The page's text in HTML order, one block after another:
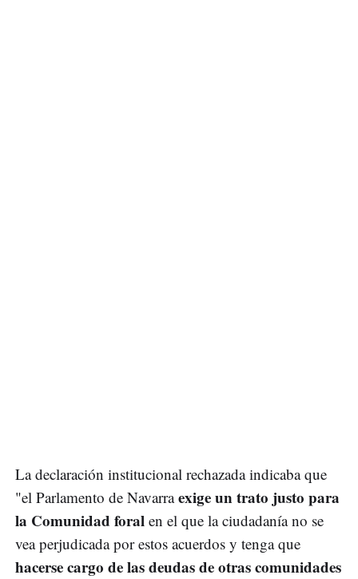
La declaración institucional rechazada indicaba que
"el Parlamento de Navarraexige un trato justo para
la Comunidad foral en el que la ciudadanía no se
vea perjudicada por estos acuerdos y tenga que
hacerse cargo de las deudas de otras comunidades